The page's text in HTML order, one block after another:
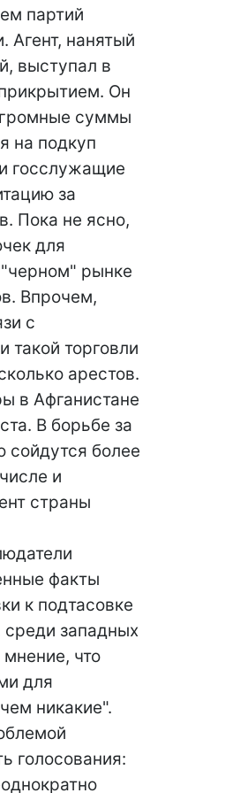
партий
Агент, нанятый
выступал в
Он
суммы
на подкуп
госслужащие
за
Пока не ясно,
для
рынке
Впрочем,
с
торговли
арестов.
в Афганистане
В борьбе за
сойдутся более
и
страны
факты
к подтасовке
среди западных
что
для
никакие".
голосования: